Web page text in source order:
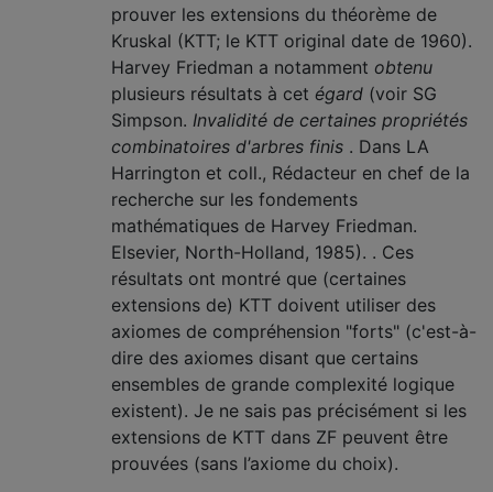
prouver les extensions du théorème de
Kruskal (KTT; le KTT original date de 1960).
Harvey Friedman a notamment obtenu
plusieurs résultats à cet égard (voir SG
Simpson. Invalidité de certaines propriétés
combinatoires d'arbres finis . Dans LA
Harrington et coll., Rédacteur en chef de la
recherche sur les fondements
mathématiques de Harvey Friedman.
Elsevier, North-Holland, 1985). . Ces
résultats ont montré que (certaines
extensions de) KTT doivent utiliser des
axiomes de compréhension "forts" (c'est-à-
dire des axiomes disant que certains
ensembles de grande complexité logique
existent). Je ne sais pas précisément si les
extensions de KTT dans ZF peuvent être
prouvées (sans l’axiome du choix).